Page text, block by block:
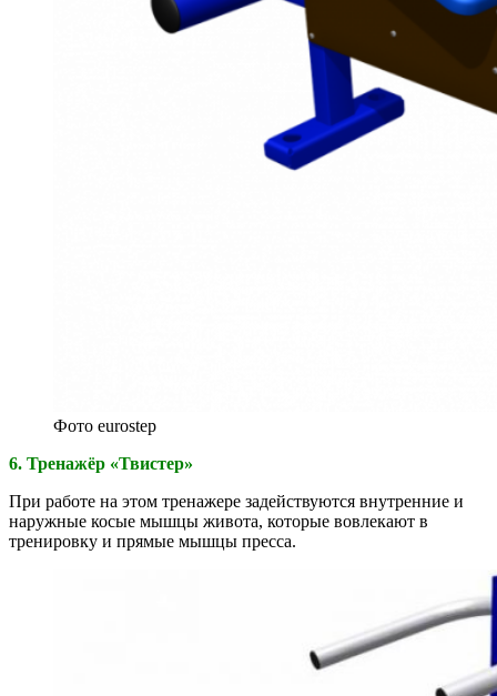
Фото eurostep
6. Тренажёр «Твистер»
При работе на этом тренажере задействуются внутренние и
наружные косые мышцы живота, которые вовлекают в
тренировку и прямые мышцы пресса.